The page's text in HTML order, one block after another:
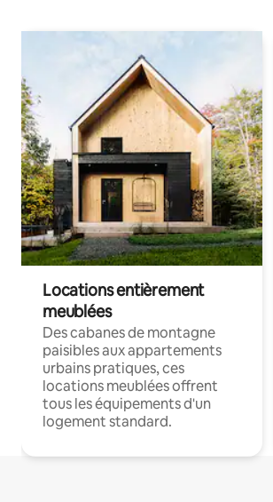
Locations entièrement
meublées
Des cabanes de montagne
paisibles aux appartements
urbains pratiques, ces
locations meublées offrent
tous les équipements d'un
logement standard.